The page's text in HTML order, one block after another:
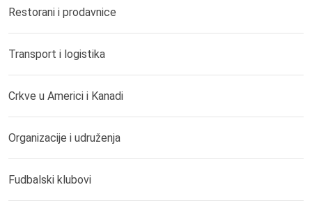
Restorani i prodavnice
Transport i logistika
Crkve u Americi i Kanadi
Organizacije i udruženja
Fudbalski klubovi